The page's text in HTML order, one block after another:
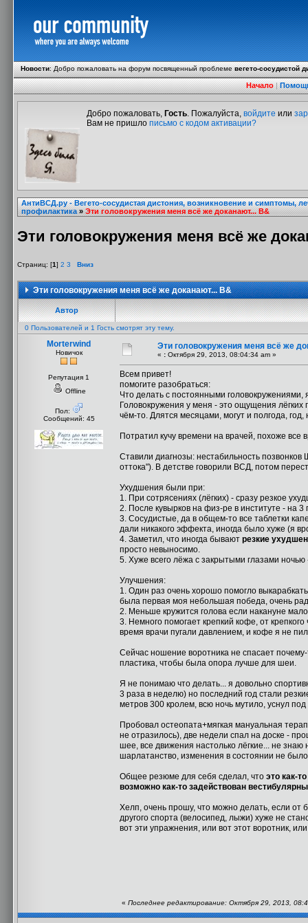
Новости:Добро пожаловать на форум посвященный проблемевегето-сосудистой
Начало|
Добро пожаловать, Гость. Пожалуйста, войдите или
Вам не пришло письмо с кодом активации?
АнтиВСД.ру - Вегето-сосудистая дистония, возникновение и симптомы,
профилактика»Эти головокружения меня всё же доканают... В&
Эти головокружения меня всё же
Страниц: [1] 2 3 Вниз
Эти головокружения меня всё же доканают... В&
Автор
0 Пользователей и 1 Гость смотрят эту тему.
Morterwind
Новичок
Репутация 1
Offline
Пол:
Сообщений: 45
Эти головокружения меня всё же
« : Октября 29, 2013, 08:04:34 am »
Всем привет!
помогите разобраться:
Что делать с постоянными головокружениями,
Головокружения у меня - это ощущения лёгких
чём-то. Длятся месяцами, могут и полгода,
Потратил кучу времени на врачей, похоже
Ставили диагнозы: нестабильность
оттока"). В детстве говорили ВСД, потом
Ухудшения были при:
1. При сотрясениях (лёгких) - сразу резкое
2. После кувырков на физ-ре в институте - на 3
3. Сосудистые, да в общем-то все таблетки
дали никакого эффекта, иногда было хуже (я
4. Заметил, что иногда бывают резкие
просто невыносимо.
5. Хуже всего лёжа с закрытыми глазами ночью
Улучшения:
1. Один раз очень хорошо помогло
была первая моя небольшая победа, очень
2. Меньше кружится голова если накануне
3. Немного помогает крепкий кофе, от
время врачи пугали давлением, и кофе я не
Сейчас ношение воротника не спасает
пластика, чтобы была опора лучше для шеи.
Я не понимаю что делать... я довольно
3 раза в неделю) но последний год стали
метров 300 кролем, всю ночь мутило, уснул
Пробовал остеопата+мягкая мануальная
не отразилось), две недели спал на доске -
шее, все движения настолько лёгкие... не знаю
шарлатанство, изменения в состоянии не
Общее резюме для себя сделал, что это как-
возможно как-то задействован
Хелп, очень прошу, что можно делать, если от
другого спорта (велосипед, лыжи) хуже не
вот эти упражнения, или вот этот воротник,
« Последнее редактирование: Октября 29, 2013,